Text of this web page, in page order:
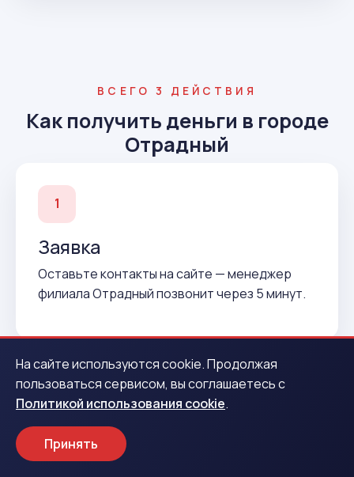
ВСЕГО 3 ДЕЙСТВИЯ
Как получить деньги в городе
Отрадный
1
Заявка
Оставьте контакты на сайте — менеджер
филиала Отрадный позвонит через 5 минут.
2
Подтверждение
На сайте используются cookie. Продолжая
пользоваться сервисом, вы соглашаетесь с
Политикой использования cookie.
Принять